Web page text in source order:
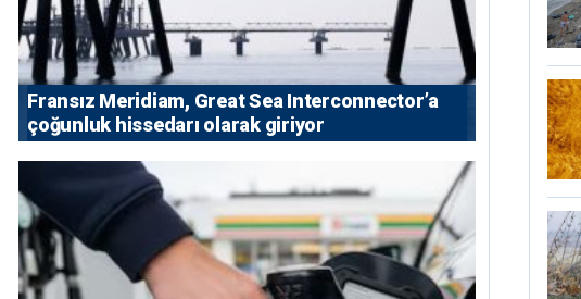
Fransız Meridiam, Great Sea Interconnector’a
çoğunluk hissedarı olarak giriyor